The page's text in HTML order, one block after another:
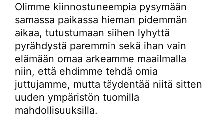
Olimme kiinnostuneempia pysymään
samassa paikassa hieman pidemmän
aikaa, tutustumaan siihen lyhyttä
pyrähdystä paremmin sekä ihan vain
elämään omaa arkeamme maailmalla
niin, että ehdimme tehdä omia
juttujamme, mutta täydentää niitä sitten
uuden ympäristön tuomilla
mahdollisuuksilla.